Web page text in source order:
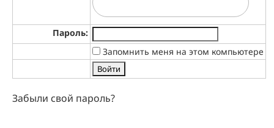
Пароль:
Запомнить меня на этом компьютере
Забыли свой пароль?